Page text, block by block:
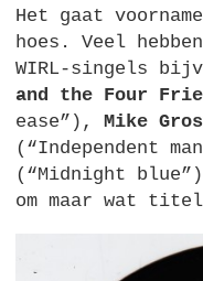
Het gaat
hoes. Veel
WIRL-singels
and the Four
ease”),Mike
(“Independent
(“Midnight
om maar wat